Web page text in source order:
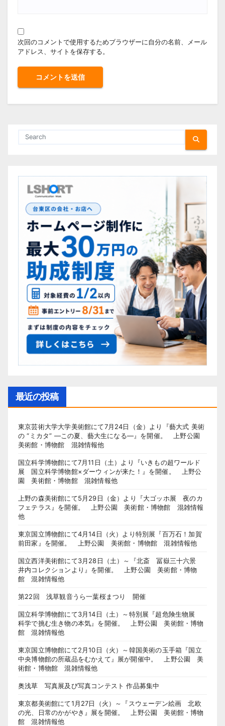
次回のコメントで使用するためブラウザーに自分の名前、メール
アドレス、サイトを保存する。
最近の投稿
東京芸術大学大学美術館にて7月24日（金）より『藝大式 美術
の “ミカタ” ―この夏、藝大生になる―』を開催。 上野公園
美術館・博物館 混雑情報他
国立科学博物館にて7月11日（土）より『いきもの超ワールド
展 国立科学博物館×ダーウィンが来た！』を開催。 上野公
園 美術館・博物館 混雑情報他
上野の森美術館にて5月29日（金）より『大ゴッホ展 夜のカ
フェテラス』を開催。 上野公園 美術館・博物館 混雑情報
他
東京国立博物館にて4月14日（火）より特別展『百万石！加賀
前田家』を開催。 上野公園 美術館・博物館 混雑情報他
国立西洋美術館にて3月28日（土）～『北斎 冨嶽三十六景
井内コレクションより』を開催。 上野公園 美術館・博物
館 混雑情報他
第22回 浅草観音うら一葉桜まつり 開催
国立科学博物館にて3月14日（土）～特別展『超危険生物展
科学で挑む生き物の本気』を開催。 上野公園 美術館・博物
館 混雑情報他
東京国立博物館にて2月10日（火）～韓国美術の玉手箱『国立
中央博物館の所蔵品をむかえて』展が開催中。 上野公園 美
術館・博物館 混雑情報他
奥浅草 写真展及び写真コンテスト 作品募集中
東京都美術館にて1月27日（火）～『スウェーデン絵画 北欧
の光、日常のかがやき』展を開催。 上野公園 美術館・博物
館 混雑情報他